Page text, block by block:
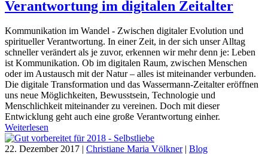
Verantwortung im digitalen Zeitalter
Kommunikation im Wandel - Zwischen digitaler Evolution und
spiritueller Verantwortung. In einer Zeit, in der sich unser Alltag
schneller verändert als je zuvor, erkennen wir mehr denn je: Leben
ist Kommunikation. Ob im digitalen Raum, zwischen Menschen
oder im Austausch mit der Natur – alles ist miteinander verbunden.
Die digitale Transformation und das Wassermann-Zeitalter eröffnen
uns neue Möglichkeiten, Bewusstsein, Technologie und
Menschlichkeit miteinander zu vereinen. Doch mit dieser
Entwicklung geht auch eine große Verantwortung einher.
Weiterlesen
22. Dezember 2017 Christiane Maria Völkner| Blog